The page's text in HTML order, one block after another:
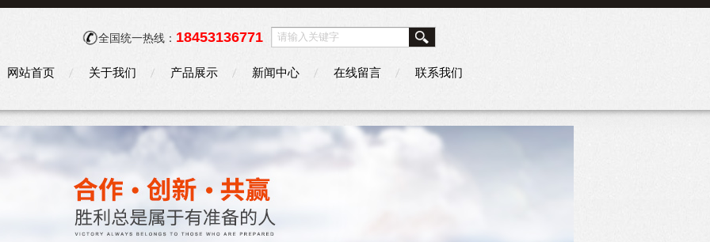
全国统一热线： 18453136771
网站首页 关于我们 产品展示 新闻中心 在线留言 联系我们